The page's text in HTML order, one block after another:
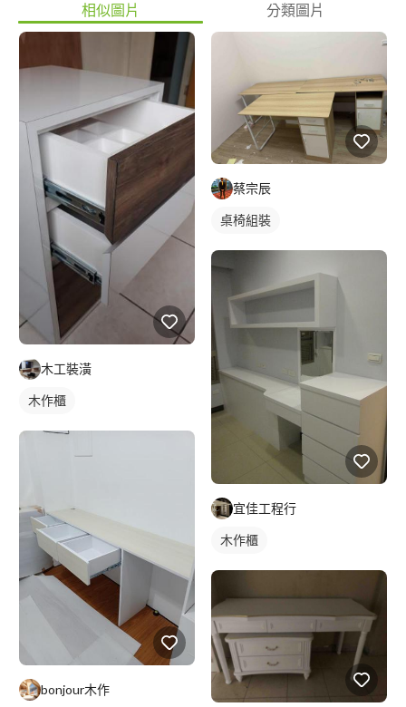
相似圖片 分類圖片
木工裝潢
木作櫃
bonjour木作
蔡宗辰
桌椅組裝
宜佳工程行
木作櫃